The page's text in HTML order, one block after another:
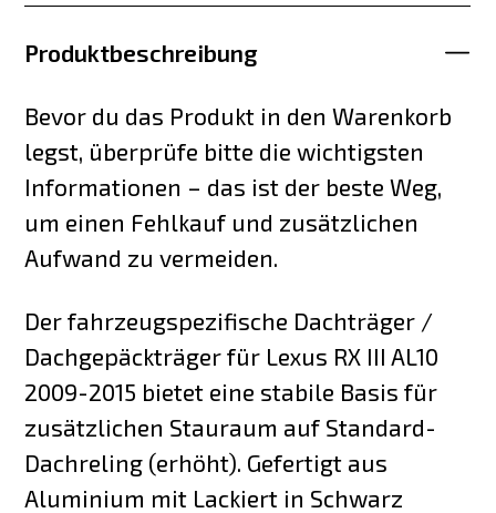
Produktbeschreibung
Bevor du das Produkt in den Warenkorb
legst, überprüfe bitte die wichtigsten
Informationen – das ist der beste Weg,
um einen Fehlkauf und zusätzlichen
Aufwand zu vermeiden.
Der fahrzeugspezifische Dachträger /
Dachgepäckträger für Lexus RX III AL10
2009-2015 bietet eine stabile Basis für
zusätzlichen Stauraum auf Standard-
Dachreling (erhöht). Gefertigt aus
Aluminium mit Lackiert in Schwarz